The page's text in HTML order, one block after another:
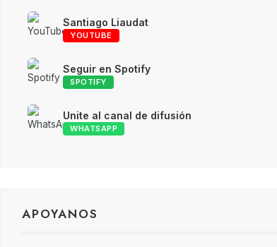
Santiago Liaudat
YOUTUBE
Seguir en Spotify
SPOTIFY
Unite al canal de difusión
WHATSAPP
APOYANOS